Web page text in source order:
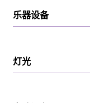
乐器设备
灯光